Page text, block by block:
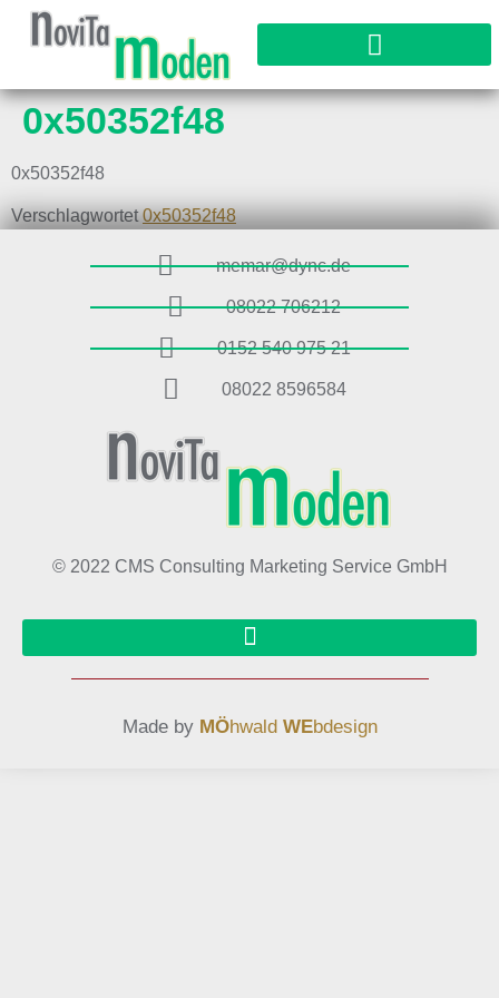
0x50352f48
0x50352f48
Verschlagwortet0x50352f48
memar@dync.de
08022 706212
0152 540 975 21
08022 8596584
© 2022 CMS Consulting Marketing Service GmbH
Made by MÖhwald WEbdesign